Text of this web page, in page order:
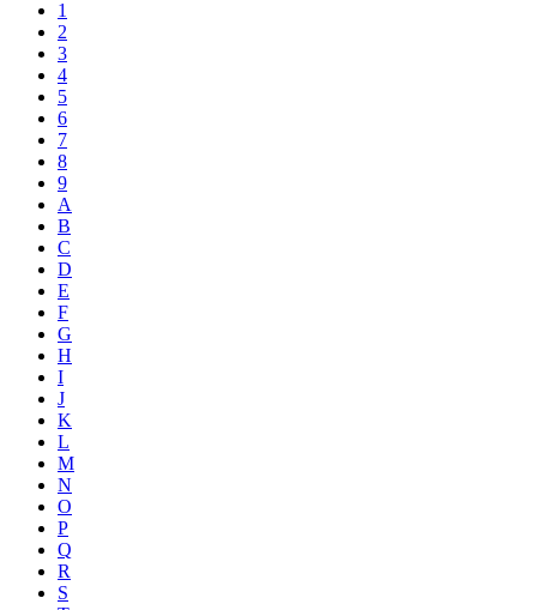
1
2
3
4
5
6
7
8
9
A
B
C
D
E
F
G
H
I
J
K
L
M
N
O
P
Q
R
S